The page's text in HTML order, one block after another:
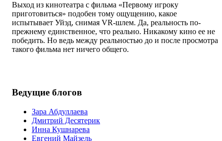
Выход из кинотеатра с фильма «Первому игроку
приготовиться» подобен тому ощущению, какое
испытывает Уйэд, снимая VR-шлем. Да, реальность по-
прежнему единственное, что реально. Никакому кино ее не
победить. Но ведь между реальностью до и после просмотра
такого фильма нет ничего общего.
Ведущие блогов
Зара Абдуллаева
Дмитрий Десятерик
Инна Кушнарева
Евгений Майзель